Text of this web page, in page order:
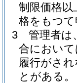
制限価格
格をもつ
3
管理者は
合におい
履行がさ
とがある。